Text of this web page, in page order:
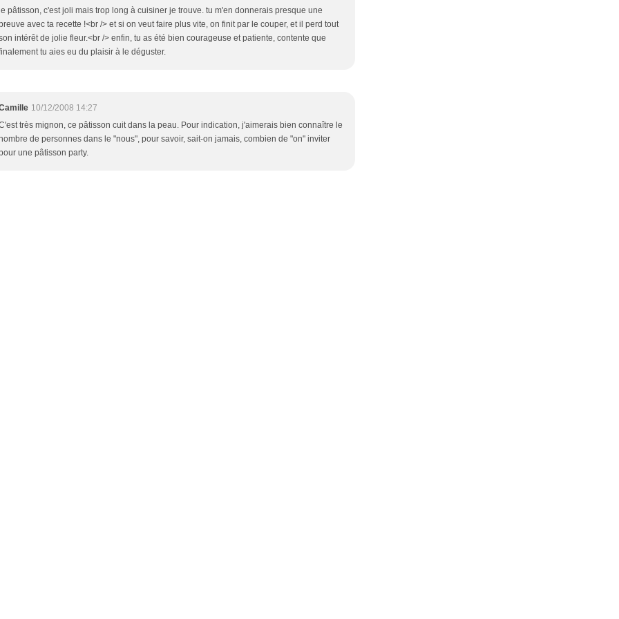
pâtisson, c'est joli mais trop long à cuisiner je trouve. tu m'en donnerais presque une
avec ta recette !<br /> et si on veut faire plus vite, on finit par le couper, et il perd tout
intérêt de jolie fleur.<br /> enfin, tu as été bien courageuse et patiente, contente que
tu aies eu du plaisir à le déguster.
10/12/2008 14:27
très mignon, ce pâtisson cuit dans la peau. Pour indication, j'aimerais bien connaître le
de personnes dans le "nous", pour savoir, sait-on jamais, combien de "on" inviter
une pâtisson party.